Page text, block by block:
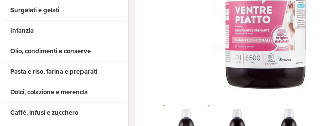
Surgelati e gelati
Infanzia
Olio, condimenti e conserve
Pasta e riso, farina e preparati
Dolci, colazione e merenda
Caffè, infusi e zucchero